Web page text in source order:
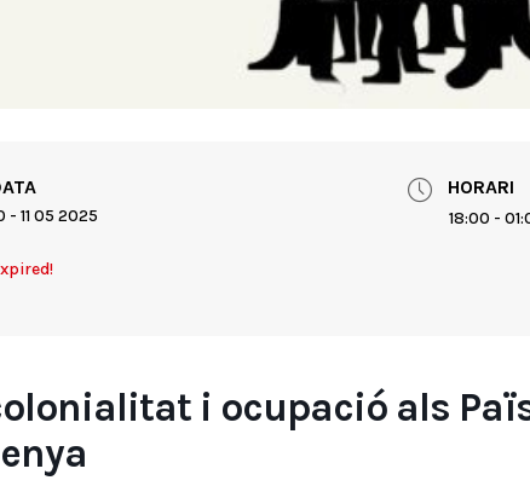
- 11 05 2025
HORARI
18:00 -
i ocupació als